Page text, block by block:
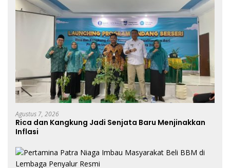
Agustus 7, 2026
Rica dan Kangkung Jadi Senjata Baru Menjinakkan
Inflasi